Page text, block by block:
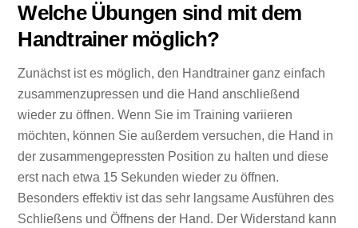
Welche Übungen sind mit dem
Handtrainer möglich?
Zunächst ist es möglich, den Handtrainer ganz einfach
zusammenzupressen und die Hand anschließend
wieder zu öffnen. Wenn Sie im Training variieren
möchten, können Sie außerdem versuchen, die Hand in
der zusammengepressten Position zu halten und diese
erst nach etwa 15 Sekunden wieder zu öffnen.
Besonders effektiv ist das sehr langsame Ausführen des
Schließens und Öffnens der Hand. Der Widerstand kann